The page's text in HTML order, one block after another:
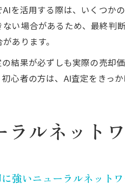
を活用する際は、いくつか
ない場合があるため、最終判
あります。
の結果が必ずしも実際の売却
心者の方は、AI査定をきっ
ラルネット
強いニューラルネット